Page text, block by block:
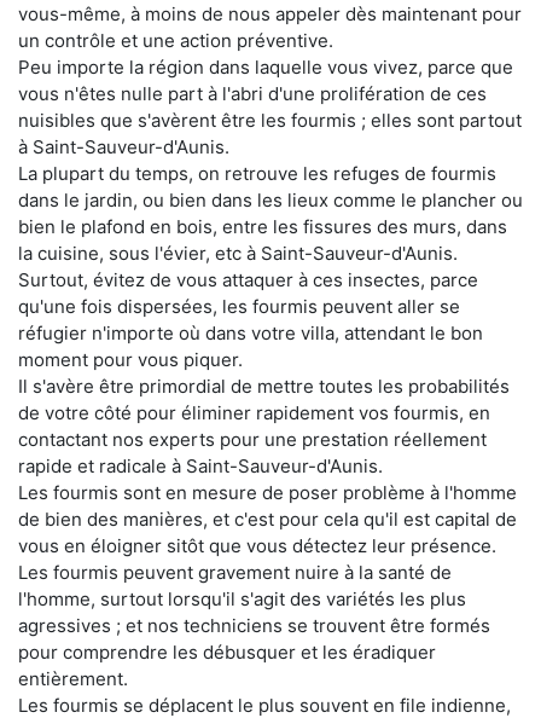
vous-même, à moins de nous appeler dès maintenant pour
un contrôle et une action préventive.
Peu importe la région dans laquelle vous vivez, parce que
vous n'êtes nulle part à l'abri d'une prolifération de ces
nuisibles que s'avèrent être les fourmis ; elles sont partout
à Saint-Sauveur-d'Aunis.
La plupart du temps, on retrouve les refuges de fourmis
dans le jardin, ou bien dans les lieux comme le plancher ou
bien le plafond en bois, entre les fissures des murs, dans
la cuisine, sous l'évier, etc à Saint-Sauveur-d'Aunis.
Surtout, évitez de vous attaquer à ces insectes, parce
qu'une fois dispersées, les fourmis peuvent aller se
réfugier n'importe où dans votre villa, attendant le bon
moment pour vous piquer.
Il s'avère être primordial de mettre toutes les probabilités
de votre côté pour éliminer rapidement vos fourmis, en
contactant nos experts pour une prestation réellement
rapide et radicale à Saint-Sauveur-d'Aunis.
Les fourmis sont en mesure de poser problème à l'homme
de bien des manières, et c'est pour cela qu'il est capital de
vous en éloigner sitôt que vous détectez leur présence.
Les fourmis peuvent gravement nuire à la santé de
l'homme, surtout lorsqu'il s'agit des variétés les plus
agressives ; et nos techniciens se trouvent être formés
pour comprendre les débusquer et les éradiquer
entièrement.
Les fourmis se déplacent le plus souvent en file indienne,